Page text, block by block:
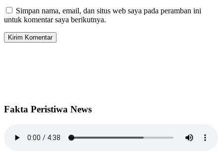
Simpan nama, email, dan situs web saya pada peramban ini
untuk komentar saya berikutnya.
Fakta Peristiwa News